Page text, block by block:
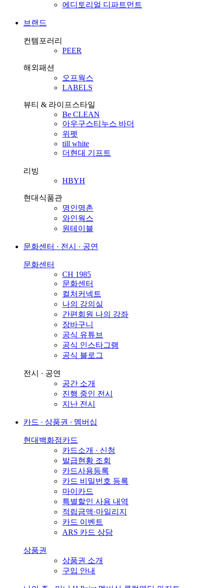
에디토리얼 디파트먼트
브랜드
컨템포러리
PEER
해외패션
오프웍스
LABELS
뷰티 & 라이프스타일
Be CLEAN
아우구스티누스 바더
위펫
till white
더현대 기프트
리빙
HBYH
현대식품관
명인명촌
와인웍스
원테이블
문화센터 · 전시 · 공연
문화센터
CH 1985
문화센터
컬처커넥트
나의 강의실
간편회원 나의 강좌
장바구니
공식 유튜브
공식 인스타그램
공식 블로그
전시 · 공연
공간 소개
진행 중인 전시
지난 전시
카드 ∙ 상품권 ∙ 멤버십
현대백화점카드
카드소개 · 신청
발급현황 조회
카드사용등록
카드 비밀번호 등록
마이카드
특별할인 사용 내역
적립금액·마일리지
카드 이벤트
ARS 카드 상담
상품권
상품권 소개
구입 안내